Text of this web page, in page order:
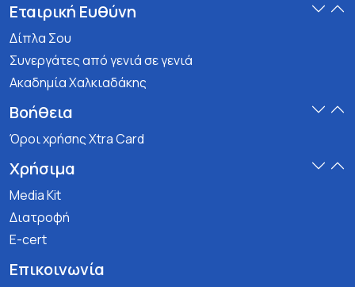
Εταιρική Ευθύνη
Δίπλα Σου
Συνεργάτες από γενιά σε γενιά
Ακαδημία Χαλκιαδάκης
Βοήθεια
Όροι χρήσης Xtra Card
Χρήσιμα
Media Kit
Διατροφή
E-cert
Επικοινωνία